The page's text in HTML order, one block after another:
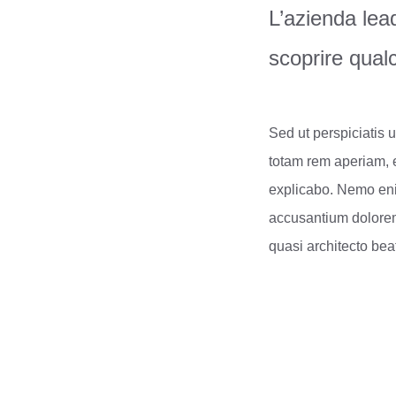
L’azienda
scoprire
Sed ut perspiciatis
totam rem aperiam,
explicabo. Nemo
accusantium
quasi architecto